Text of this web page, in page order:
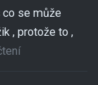
co se může
, protože to ,